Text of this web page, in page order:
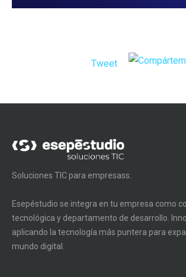
Tweet
Soluciones TIC para empresass.
Esepéstudio se integra en tu empresa como
tecnológica y departamento de desarrollo.
aplicando la tecnología más puntera para
mundo digital.